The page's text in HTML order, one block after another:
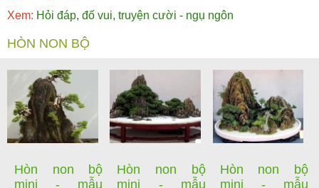
Xem: Hỏi đáp, đố vui, truyện cười - ngụ ngôn
HÒN NON BỘ
Hòn non bộ
mini - mẫu
Hòn non bộ
mini - mẫu
Hòn non bộ
mini - mẫu